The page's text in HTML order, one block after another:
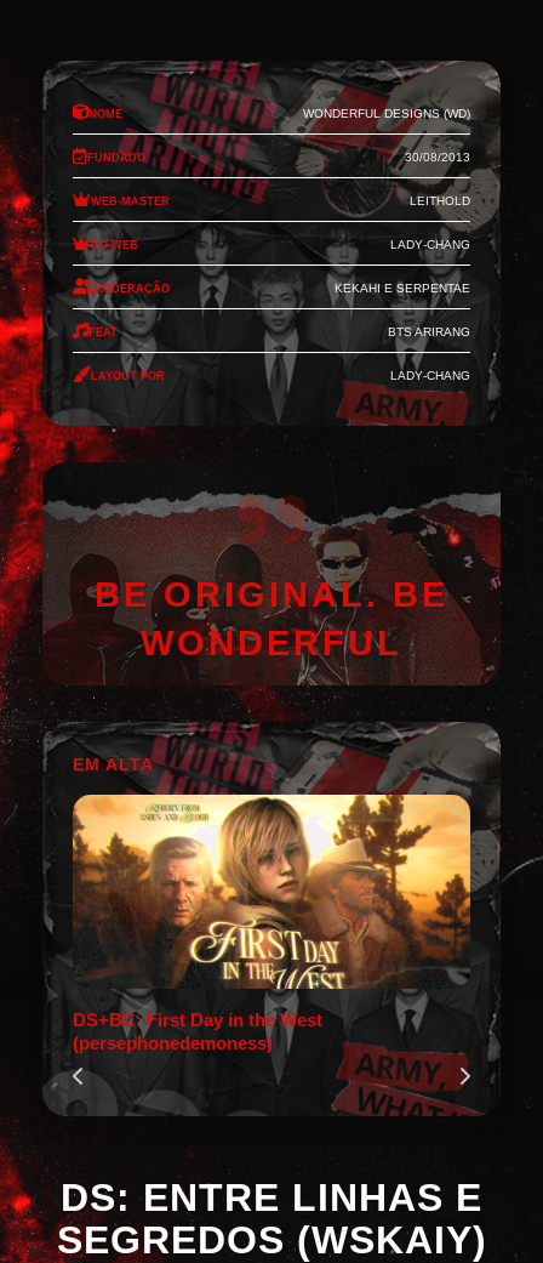
Nome Wonderful Designs (WD)
Fundado 30/08/2013
Web-Master Leithold
Co-Web Lady-Chang
Moderação Kekahi e Serpentae
Feat BTS Arirang
Layout por Lady-Chang
BE ORIGINAL. BE
WONDERFUL
EM ALTA
DS+BC: First Day in the West
(persephonedemoness)
DS: ENTRE LINHAS E
SEGREDOS (WSKAIY)